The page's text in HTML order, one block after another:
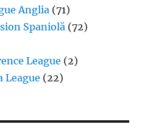
Anglia (71)
Spaniolă (72)
League (2)
League (22)